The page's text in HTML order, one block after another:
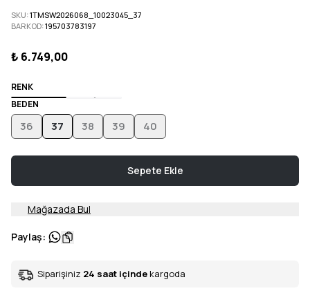
SKU:1TMSW2026068_10023045_37
BARKOD:195703783197
₺ 6.749,00
RENK
BEDEN
36 37 38 39 40
Sepete Ekle
Mağazada Bul
Paylaş:
Siparişiniz 24 saat içinde kargoda